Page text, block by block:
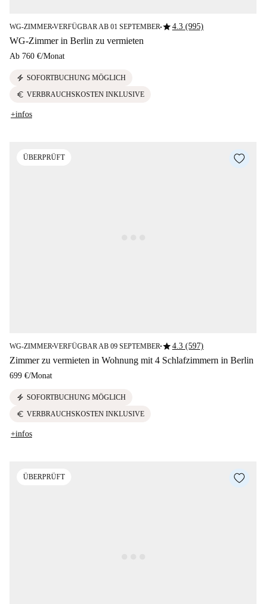
WG-ZIMMER■VERFÜGBAR AB 01 SEPTEMBER■star4.3 (995)
WG-Zimmer in Berlin zu vermieten
Ab 760 €/Monat
electric_bolt SOFORTBUCHUNG MÖGLICH
euro VERBRAUCHSKOSTEN INKLUSIVE
+infos
ÜBERPRÜFT
WG-ZIMMER ■VERFÜGBAR AB 09 SEPTEMBER ■star4.3 (597)
Zimmer zu vermieten in Wohnung mit 4 Schlafzimmern in Berlin
699 €/Monat
electric_bolt SOFORTBUCHUNG MÖGLICH
euro VERBRAUCHSKOSTEN INKLUSIVE
+infos
ÜBERPRÜFT